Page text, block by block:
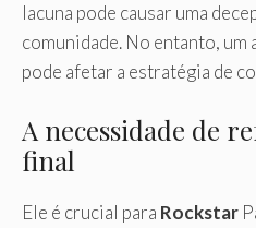
lacuna pode causar uma
comunidade. No entanto,
pode afetar a estratégia de
A necessidade de
final
Ele é crucial para Rockstar